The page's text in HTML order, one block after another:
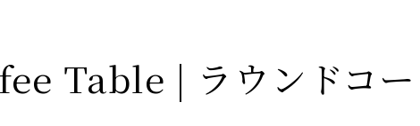
Table | ラウンドコー